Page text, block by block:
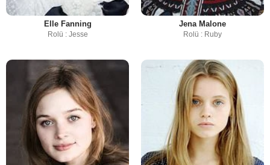
Elle Fanning
Rolü : Jesse
Jena Malone
Rolü : Ruby